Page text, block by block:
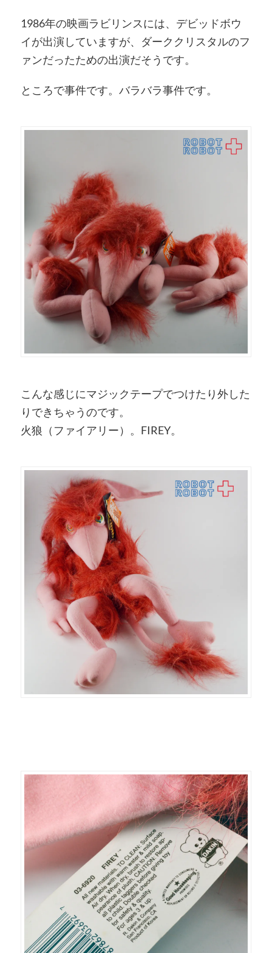
1986年の映画ラビリンスには、デビッドボウ
イが出演していますが、ダーククリスタルのフ
ァンだったための出演だそうです。
ところで事件です。バラバラ事件です。
こんな感じにマジックテープでつけたり外した
りできちゃうのです。
火狼（ファイアリー）。FIREY。